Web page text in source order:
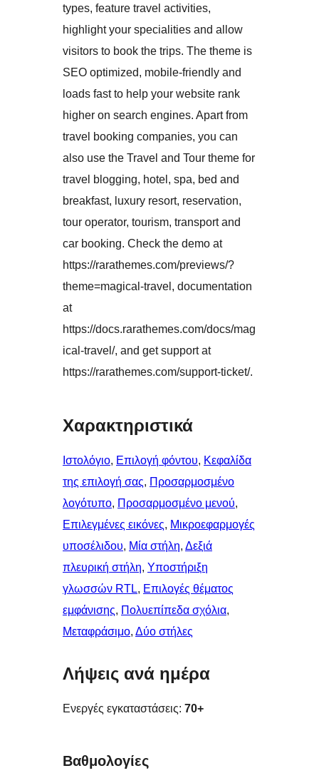
types, feature travel activities,
highlight your specialities and allow
visitors to book the trips. The theme is
SEO optimized, mobile-friendly and
loads fast to help your website rank
higher on search engines. Apart from
travel booking companies, you can
also use the Travel and Tour theme for
travel blogging, hotel, spa, bed and
breakfast, luxury resort, reservation,
tour operator, tourism, transport and
car booking. Check the demo at
https://rarathemes.com/previews/?
theme=magical-travel, documentation
at
https://docs.rarathemes.com/docs/mag
ical-travel/, and get support at
https://rarathemes.com/support-ticket/.
Χαρακτηριστικά
Ιστολόγιο, Επιλογή φόντου, Κεφαλίδα
της επιλογή σας, Προσαρμοσμένο
λογότυπο, Προσαρμοσμένο μενού
Επιλεγμένες εικόνες, Μικροεφαρμογές
υποσέλιδου, Μία στήλη, Δεξιά
πλευρική στήλη, Υποστήριξη
γλωσσών RTL, Επιλογές θέματος
εμφάνισης, Πολυεπίπεδα σχόλια
Μεταφράσιμο, Δύο στήλες
Λήψεις ανά ημέρα
Ενεργές εγκαταστάσεις: 70+
Βαθμολογίες